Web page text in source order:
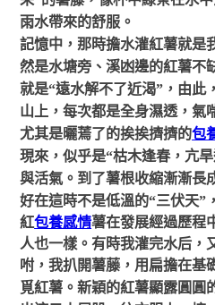
雨水帶來的舒服。
記憶中，那時擔水灌紅薯就是
然是水塘旁、溪凼邊的紅薯不
就是“遠水解不了近渴”，由此
山上，每次都是全身濕透，氣
尤其是曬蔫了的挨挨擠擠的包
現來，似乎是“枯木逢春，亢
與活氣。到了薯根收縮漸漸長
好在這時不是低溫的“三伏天”
紅包養感情薯在發展經過歷程
人也一樣。有時我灌完水后，
咐，我扒開薯藤，用扁擔在基
覓紅薯。新穎的紅薯顯露圓圓